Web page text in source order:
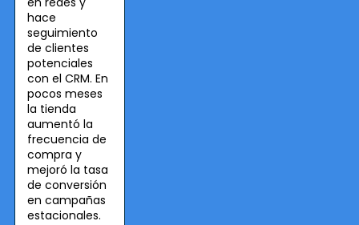
hace
seguimiento
de clientes
potenciales
con el CRM. En
pocos meses
la tienda
aumentó la
frecuencia de
compra y
mejoró la tasa
de conversión
en campañas
estacionales.